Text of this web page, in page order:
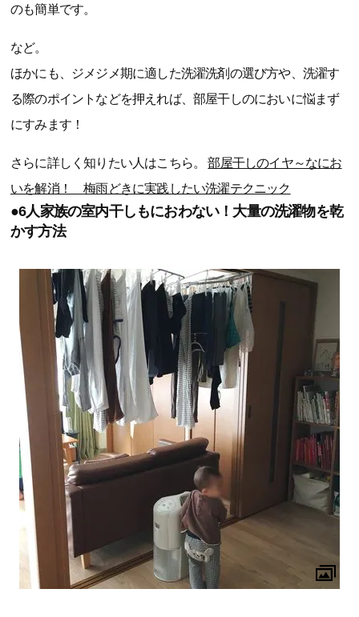
のも簡単です。
など。
ほかにも、ジメジメ期に適した洗濯洗剤の選び方や、洗濯す
る際のポイントなどを押えれば、部屋干しのにおいに悩まず
にすみます！
さらに詳しく知りたい人はこちら。部屋干しのイヤ～なにお
いを解消！ 梅雨どきに実践したい洗濯テクニック
●6人家族の室内干しもにおわない！大量の洗濯物を乾
かす方法